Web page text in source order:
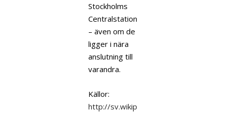
Stockholms
Centralstation
– även om de
ligger i nära
anslutning till
varandra.
Källor:
http://sv.wikip